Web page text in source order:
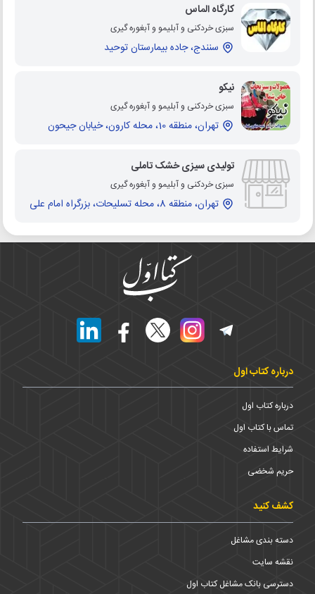
کارگاه الماس
سبزی خردکنی و آبلیمو و آبغوره گیری
سنندج، جاده بیمارستان توحید
نیکو
سبزی خردکنی و آبلیمو و آبغوره گیری
تهران، منطقه 10، محله کارون، خیابان جیحون
تولیدی سیزی خشک تاملی
سبزی خردکنی و آبلیمو و آبغوره گیری
تهران، منطقه 8، محله تسلیحات، بزرگراه امام علی
درباره کتاب اول
درباره کتاب اول
تماس با کتاب اول
شرایط استفاده
حریم شخضی
کشف کنید
دسته بندی مشاغل
نقشه سایت
دسترسی بانک مشاغل کتاب اول